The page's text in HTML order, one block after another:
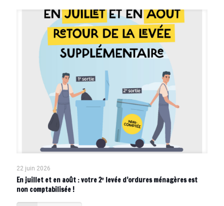
22 juin 2026
En juillet et en août : votre 2ᵉ levée d’ordures ménagères est
non comptabilisée !